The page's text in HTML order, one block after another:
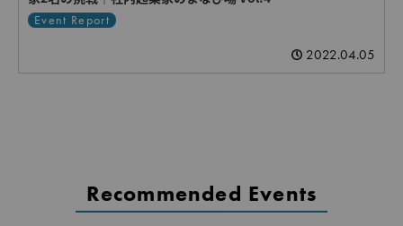
Event Report
2022.04.05
Recommended Events